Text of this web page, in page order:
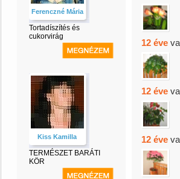
Ferenczné Mária
Tortadíszítés és
cukorvirág
Kiss Kamilla
TERMÉSZET BARÁTI
KÖR
12 éve
12 éve
12 éve